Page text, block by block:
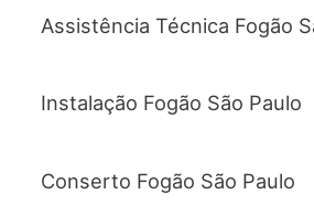
Assistência Técnica Fogão
Instalação Fogão São Paulo
Conserto Fogão São Paulo